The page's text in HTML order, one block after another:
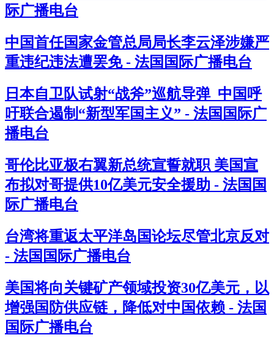
际广播电台
中国首任国家金管总局局长李云泽涉嫌严
重违纪违法遭罢免 - 法国国际广播电台
日本自卫队试射“战斧”巡航导弹 中国呼
吁联合遏制“新型军国主义” - 法国国际广
播电台
哥伦比亚极右翼新总统宣誓就职 美国宣
布拟对哥提供10亿美元安全援助 - 法国国
际广播电台
台湾将重返太平洋岛国论坛尽管北京反对
- 法国国际广播电台
美国将向关键矿产领域投资30亿美元，以
增强国防供应链，降低对中国依赖 - 法国
国际广播电台